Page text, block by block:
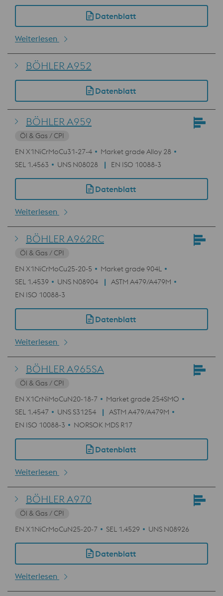
Datenblatt
Weiterlesen
BÖHLER A952
Datenblatt
BÖHLER A959
Öl & Gas / CPI
EN X1NiCrMoCu31-27-4
Market grade Alloy 28
SEL 1.4563
UNS N08028 EN ISO 10088-3
Datenblatt
Weiterlesen
BÖHLER A962RC
Öl & Gas / CPI
EN X1NiCrMoCu25-20-5
Market grade 904L
SEL 1.4539
UNS N08904
ASTM A479/A479M
EN ISO 10088-3
Datenblatt
Weiterlesen
BÖHLER A965SA
Öl & Gas / CPI
EN X1CrNiMoCuN20-18-7
Market grade 254SMO
SEL 1.4547
UNS S31254
ASTM A479/A479M
EN ISO 10088-3
NORSOK MDS R17
Datenblatt
Weiterlesen
BÖHLER A970
Öl & Gas / CPI
EN X1NiCrMoCuN25-20-7
SEL 1.4529 UNS N08926
Datenblatt
Weiterlesen